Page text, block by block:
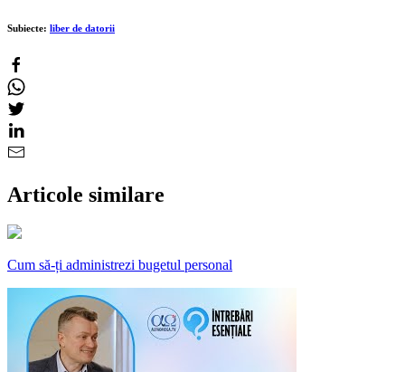
Subiecte: liber de datorii
Articole similare
Cum să-ți administrezi bugetul personal